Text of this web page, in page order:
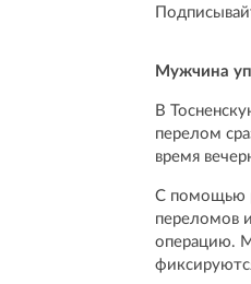
Мужчина
В
перелом
время
С помощью
переломов
операцию.